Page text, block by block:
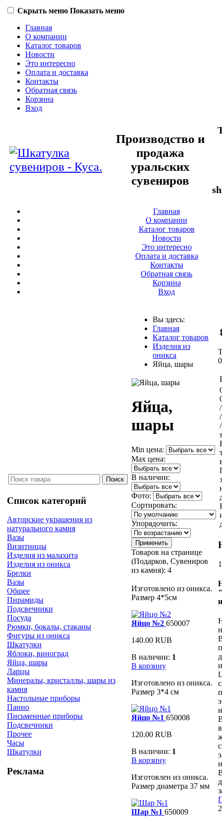
Скрыть меню Показать меню
Главная
О компании
Каталог товаров
Новости
Это интересно
Оплата и доставка
Контакты
Обратная связь
Корзина
Вход
Производство и
продажа
уральских
сувениров
Главная
О компании
Каталог товаров
Новости
Это интересно
Оплата и доставка
Контакты
Обратная связь
Корзина
Вход
Список категорий
Авторские украшения из
натурального камня
Вазы
Визитницы
Изделия из малахита
Изделия из оникса
Брелки
Вазы
Общее
Пирамиды
Подсвечники
Посуда
Рюмки, бокалы, стаканы
Фигуры из оникса
Шкатулки
Яблоки, виноград
Яйца, шары
Ларцы
Минералы, кристаллы, шары из
камня
Настольные приборы
Панно
Письменные приборы
Подсвечники
Прочее
Часы
Шкатулки
Реклама
Вы здесь:
Главная
Каталог товаров
Изделия из
оникса
Яйца, шары
Яйца,
шары
Min цена:
Max цена:
В наличии:
Фото:
Сортировать:
Упорядочить:
Товаров на странице
(Подарков, Сувениров
из камня): 4
Изготовлено из оникса.
Размер 4*5см
Яйцо №2 650007
140.00 RUB
В наличии: 1
В корзину
Изготовлено из оникса.
Размер 3*4 см
Яйцо №1 650008
120.00 RUB
В наличии: 1
В корзину
Изготовлен из оникса.
Размер диаметра 37 мм
Шар №1 650009